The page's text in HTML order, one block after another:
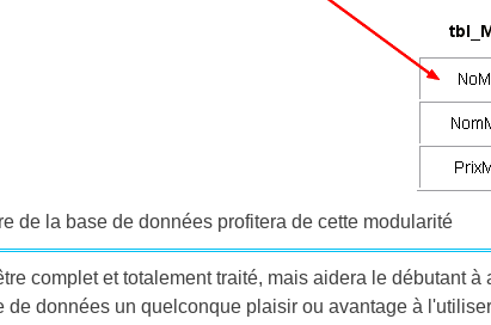
de la base de données profitera de cette modularité
complet et totalement traité, mais aidera le débutant
de données un quelconque plaisir ou avantage à